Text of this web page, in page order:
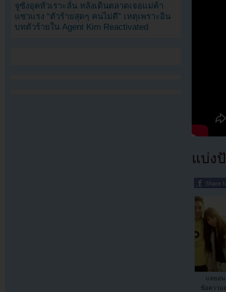
แบ่ง
แทยอน
ข้อความ
จูซังอุคหัวเราะลั่น หลังเดินตลาดเจอแม่ค้า
แซวแรง “ตัวร้ายสุดๆ คนไม่ดี” เหตุเพราะอิน
บทตัวร้ายใน Agent Kim Reactivated